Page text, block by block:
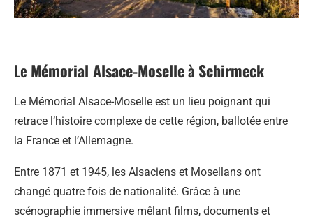
Le Mémorial Alsace-Moselleà Schirmeck
Le Mémorial Alsace-Moselle est un lieu poignant qui
retrace l’histoire complexe de cette région, ballotée entre
la France et l’Allemagne.
Entre 1871 et 1945, les Alsaciens et Mosellans ont
changé quatre fois de nationalité. Grâce à une
scénographie immersive mêlant films, documents et